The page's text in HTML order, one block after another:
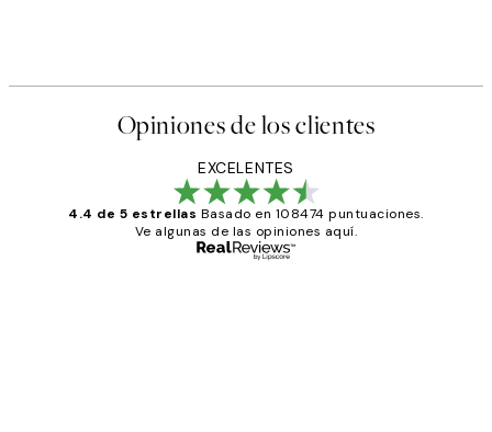
Opiniones de los clientes
EXCELENTES
4.4 de 5 estrellas Basado en 108474 puntuaciones.
Ve algunas de las opiniones aquí.